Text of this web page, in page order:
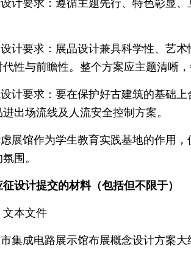
要求：遵循主题先行、特色彰显、
要求：展品设计兼具科学性、艺术
性与前瞻性。整个方案应主题清晰
要求：要在保护好古建筑的基础上
出场流线及人流安全控制方案。
馆作为学生教育实践基地的作用，
围。
计提交的材料（包括但不限于）
本文件
成电路展示馆布展概念设计方案大